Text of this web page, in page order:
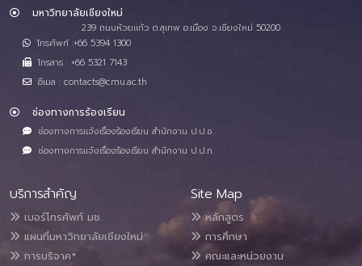
มหาวิทยาลัยเชียงใหม่
239 ถนนห้วยแก้ว ต.สุเทพ อ.เมือง จ.เชียงใหม่ 50200
โทรศัพท์ :+66 5394 1300
โทรสาร : +66 5321 7143
อีเมล : contacts@cmu.ac.th
ช่องทางการร้องเรียน
ช่องทางการแจ้งเรื่องร้องเรียน สำนักงาน ป.ป.ช.
ช่องทางการแจ้งเรื่องร้องเรียน สำนักงาน ป.ป.ท.
บริการสำคัญ
เบอร์โทรศัพท์ มช.
แผนที่มหาวิทยาลัยเชียงใหม่
การบริจาค*
Site Map
หลักสูตร
การศึกษา
คณะและหน่วยงาน